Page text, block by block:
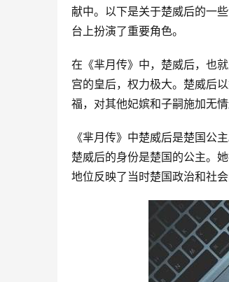
献中。以下是关于楚威后的一
台上扮演了重要角色。
在《芈月传》中，楚威后，也
宫的皇后，权力极大。楚威后
福，对其他妃嫔和子嗣施加无情
《芈月传》中楚威后是楚国公
楚威后的身份是楚国的公主。
地位反映了当时楚国政治和社